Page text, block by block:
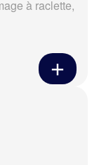
à raclette,